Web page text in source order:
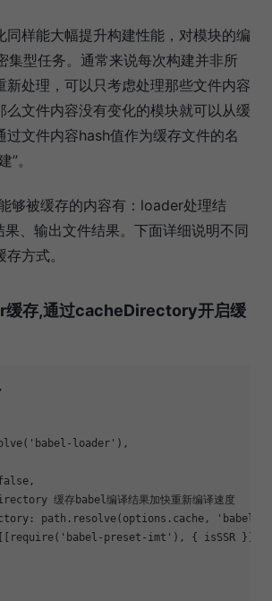
同样能大幅提升构建性能，对模块的编
集型任务。通常来说每次构建并非所
新处理，可以只考虑处理那些文件内容
么文件内容没有变化的模块就可以从缓
过文件内容hash值作为缓存文件的名
。
够被缓存的内容有：loader处理结
、输出文件结果。下面详细说明不同
方式。
缓存,通过cacheDirectory开启缓
'babel-loader' ),
,
缓存babel编译结果加快重新编译速度
path.resolve(options.cache,
'babel-
require( 'babel-preset-imt' ), { isSSR }]],